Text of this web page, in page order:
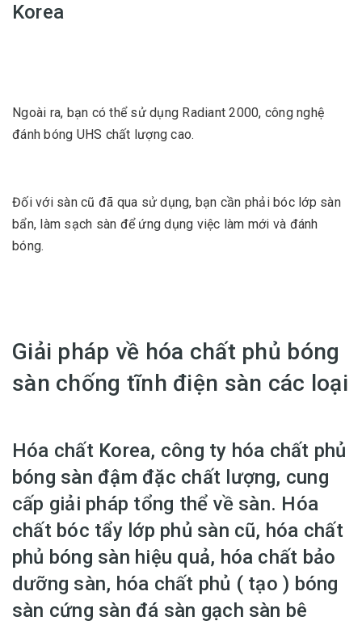
Korea
Ngoài ra, bạn có thể sử dụng Radiant 2000, công nghệ
đánh bóng UHS chất lượng cao.
Đối với sàn cũ đã qua sử dụng, bạn cần phải bóc lớp sàn
bẩn, làm sạch sàn để ứng dụng việc làm mới và đánh
bóng.
Giải pháp về hóa chất phủ bóng
sàn chống tĩnh điện sàn các loại
Hóa chất Korea, công ty hóa chất phủ
bóng sàn đậm đặc chất lượng, cung
cấp giải pháp tổng thể về sàn. Hóa
chất bóc tẩy lớp phủ sàn cũ, hóa chất
phủ bóng sàn hiệu quả, hóa chất bảo
dưỡng sàn, hóa chất phủ ( tạo ) bóng
sàn cứng sàn đá sàn gạch sàn bê